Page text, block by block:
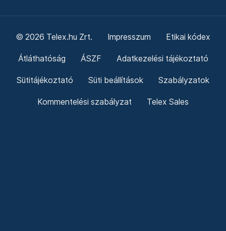
© 2026 Telex.hu Zrt. Impresszum Etikai kódex
Átláthatóság ÁSZF Adatkezelési tájékoztató
Sütitájékoztató Süti beállítások Szabályzatok
Kommentelési szabályzat Telex Sales